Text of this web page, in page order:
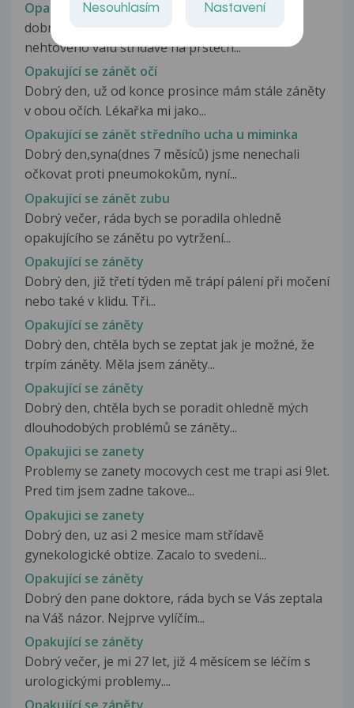
Opakující se zánět nehtového lůžka
dobrý den, už dva roky mám opakovaně zánět
nehtového valu střídavě na prstech...
Opakující se zánět očí
Dobrý den, už od konce prosince mám stále záněty
v obou očích. Lékařka mi jako...
Opakující se zánět středního ucha u miminka
Dobrý den,syna(dnes 7 měsíců) jsme nenechali
očkovat proti pneumokokům, nyní...
Opakující se zánět zubu
Dobrý večer, ráda bych se poradila ohledně
opakujícího se zánětu po vytržení...
Opakující se záněty
Dobrý den, již třetí týden mě trápí pálení při močení
nebo také v klidu. Tři...
Opakující se záněty
Dobrý den, chtěla bych se zeptat jak je možné, že
trpím záněty. Měla jsem záněty...
Opakující se záněty
Dobrý den, chtěla bych se poradit ohledně mých
dlouhodobých problémů se záněty...
Opakujici se zanety
Problemy se zanety mocovych cest me trapi asi 9let.
Pred tim jsem zadne takove...
Opakujici se zanety
Dobrý den, uz asi 2 mesice mam střídavě
gynekologické obtize. Zacalo to svedeni...
Opakující se záněty
Dobrý den pane doktore, ráda bych se Vás zeptala
na Váš názor. Nejprve vylíčím...
Opakující se záněty
Dobrý večer, je mi 27 let, již 4 měsícem se léčím s
urologickými problemy....
Nesouhlasím Nastavení